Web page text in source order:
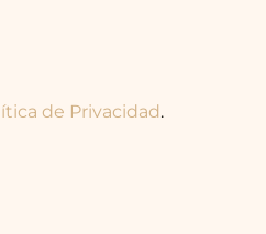
de Privacidad.